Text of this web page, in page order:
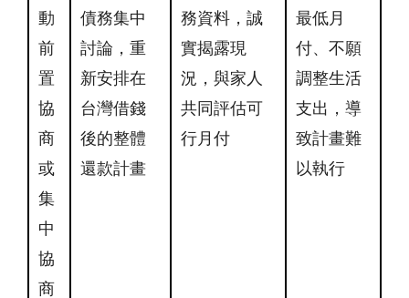
動
前
置
協
商
或
集
中
協
商
債務集中
討論，重
新安排在
台灣借錢
後的整體
還款計畫
務資料，誠
實揭露現
況，與家人
共同評估可
行月付
最低月
付、不願
調整生活
支出，導
致計畫難
以執行